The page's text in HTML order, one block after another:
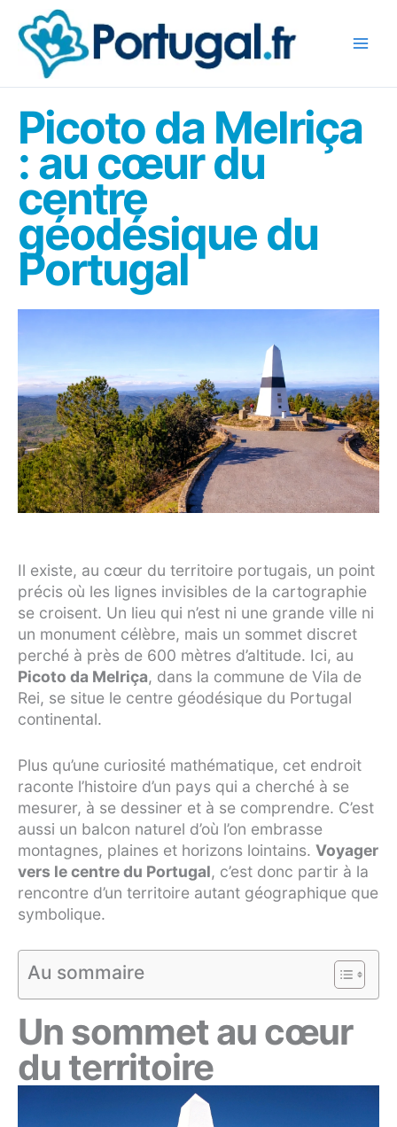
contenu
Picoto da Melriça
: au cœur du
centre
géodésique du
Portugal
Il existe, au cœur du territoire portugais, un point
précis où les lignes invisibles de la cartographie
se croisent. Un lieu qui n’est ni une grande ville ni
un monument célèbre, mais un sommet discret
perché à près de 600 mètres d’altitude. Ici, au
Picoto da Melriça, dans la commune de Vila de
Rei, se situe le centre géodésique du Portugal
continental.
Plus qu’une curiosité mathématique, cet endroit
raconte l’histoire d’un pays qui a cherché à se
mesurer, à se dessiner et à se comprendre. C’est
aussi un balcon naturel d’où l’on embrasse
montagnes, plaines et horizons lointains. Voyager
vers le centre du Portugal, c’est donc partir à la
rencontre d’un territoire autant géographique que
symbolique.
Au sommaire
Un sommet au cœur
du territoire